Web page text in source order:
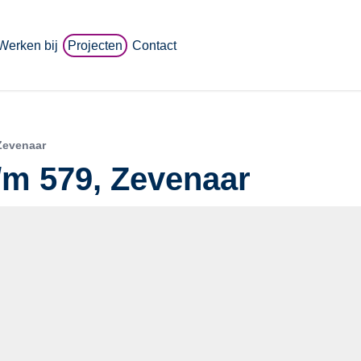
bij Projecten Contact
579, Zevenaar